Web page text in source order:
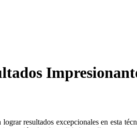
resultados excepcionales en esta